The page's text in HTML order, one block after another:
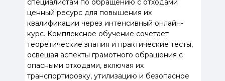
специалистам по обращению с отходами
ценный ресурс для повышения их
квалификации через интенсивный онлайн-
курс. Комплексное обучение сочетает
теоретические знания и практические тесты,
освещая аспекты грамотного обращения с
опасными отходами, включая их
транспортировку, утилизацию и безопасное